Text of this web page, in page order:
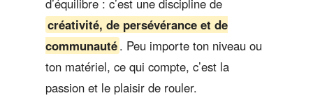
d’équilibre : c’est une discipline de
créativité, de persévérance et de
communauté. Peu importe ton niveau ou
ton matériel, ce qui compte, c’est la
passion et le plaisir de rouler.